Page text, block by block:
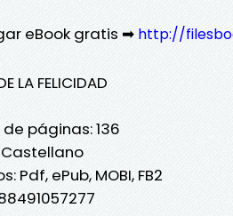
eBook gratis ➡ http://
LA FELICIDAD
páginas: 136
Pdf, ePub, MOBI, FB2